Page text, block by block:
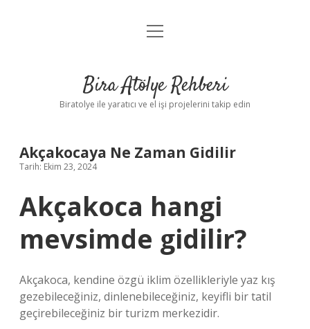
Anasayfa
Yasal Uyarı
menüyü
Bira Atölye Rehberi
Biratolye ile yaratıcı ve el işi projelerini takip edin
Akçakocaya Ne Zaman Gidilir
Tarih: Ekim 23, 2024
Akçakoca hangi
mevsimde gidilir?
Akçakoca, kendine özgü iklim özellikleriyle yaz kış
gezebileceğiniz, dinlenebileceğiniz, keyifli bir tatil
geçirebileceğiniz bir turizm merkezidir.